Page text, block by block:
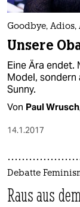
Goodbye,
Unsere
Eine Ära endet.
Model, sondern
Sunny.
Von Paul Wrusch
14.1.2017
Debatte
Raus aus